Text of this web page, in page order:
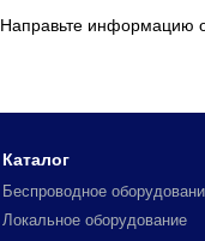
Направьте информацию
Каталог
Беспроводное
Локальное оборудование